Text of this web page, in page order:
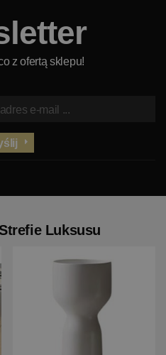
z ofertą sklepu!
Luksusu